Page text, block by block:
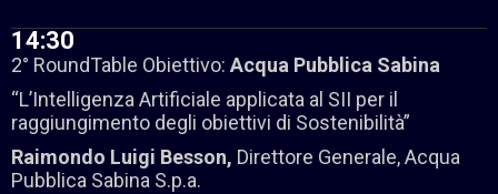
14:30
2° RoundTable Obiettivo: Acqua Pubblica Sabina
“L’Intelligenza Artificiale applicata al SII per il
raggiungimento degli obiettivi di Sostenibilità”
Raimondo Luigi Besson, Direttore Generale, Acqua
Pubblica Sabina S.p.a.